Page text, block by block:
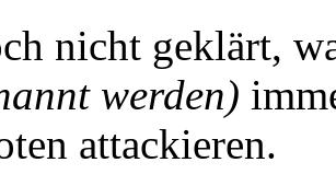
nicht geklärt,
werden)
attackieren.